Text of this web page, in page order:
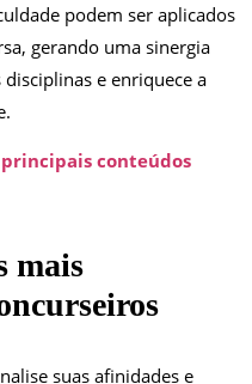
podem ser aplicados
gerando uma sinergia
e enriquece a
principais conteúdos
mais
suas afinidades e